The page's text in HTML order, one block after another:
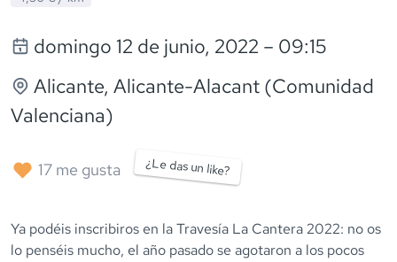
domingo 12 de junio, 2022 – 09:15
Alicante, Alicante-Alacant (Comunidad
Valenciana)
17 me gusta ¿Le das un like?
Ya podéis inscribiros en la Travesía La Cantera 2022: no os
lo penséis mucho, el año pasado se agotaron a los pocos